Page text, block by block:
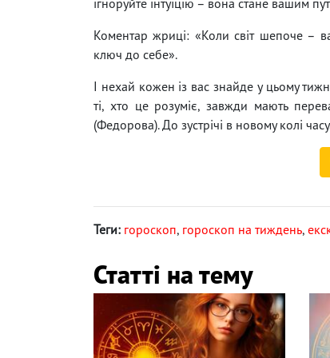
Коментар жриці: «Коли світ шепоче –
ключ до себе».
І нехай кожен із вас знайде у цьому
ті, хто це розуміє, завжди мають
(Федорова). До зустрічі в новому колі
Теги: гороскоп, гороскоп на тиждень,
Статті на тему